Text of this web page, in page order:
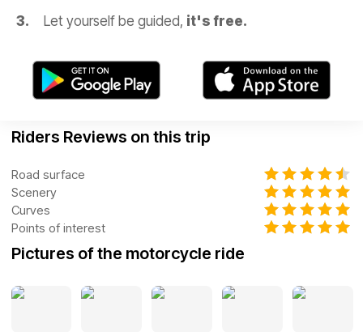
Let yourself be guided, it's free.
Riders Reviews on this trip
Road surface
Scenery
Curves
Points of interest
Pictures of the motorcycle ride